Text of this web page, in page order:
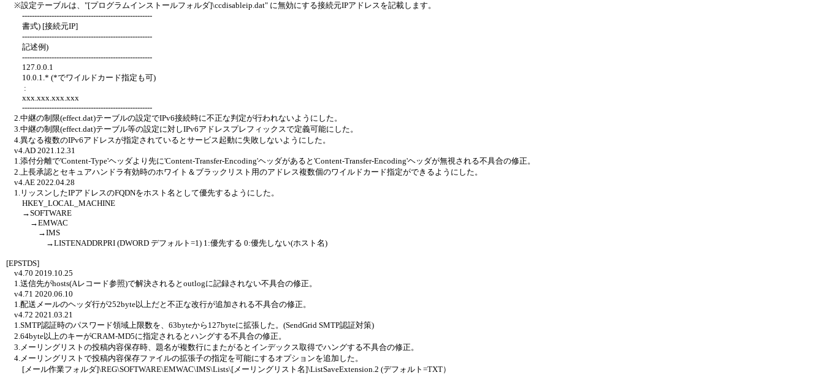
※設定テーブルは、"[プログラムインストールフォルダ]\ccdisableip.dat" に無効にする接続元IPアドレスを記載します。
-----------------------------------------------------
書式) [接続元IP]
-----------------------------------------------------
記述例)
-----------------------------------------------------
127.0.0.1
10.0.1.* (*でワイルドカード指定も可)
:
xxx.xxx.xxx.xxx
-----------------------------------------------------
2.中継の制限(effect.dat)テーブルの設定でIPv6接続時に不正な判定が行われないようにした。
3.中継の制限(effect.dat)テーブル等の設定に対しIPv6アドレスプレフィックスで定義可能にした。
4.異なる複数のIPv6アドレスが指定されているとサービス起動に失敗しないようにした。
v4.AD 2021.12.31
1.添付分離で'Content-Type'ヘッダより先に'Content-Transfer-Encoding'ヘッダがあると'Content-Transfer-Encoding'ヘッダが無視される不具合の修正。
2.上長承認とセキュアハンドラ有効時のホワイト＆ブラックリスト用のアドレス複数個のワイルドカード指定ができるようにした。
v4.AE 2022.04.28
1.リッスンしたIPアドレスのFQDNをホスト名として優先するようにした。
HKEY_LOCAL_MACHINE
→SOFTWARE
→EMWAC
→IMS
→LISTENADDRPRI (DWORD デフォルト=1) 1:優先する 0:優先しない(ホスト名)
[EPSTDS]
v4.70 2019.10.25
1.送信先がhosts(Aレコード参照)で解決されるとoutlogに記録されない不具合の修正。
v4.71 2020.06.10
1.配送メールのヘッダ行が252byte以上だと不正な改行が追加される不具合の修正。
v4.72 2021.03.21
1.SMTP認証時のパスワード領域上限数を、63byteから127byteに拡張した。(SendGrid SMTP認証対策)
2.64byte以上のキーがCRAM-MD5に指定されるとハングする不具合の修正。
3.メーリングリストの投稿内容保存時、題名が複数行にまたがるとインデックス取得でハングする不具合の修正。
4.メーリングリストで投稿内容保存ファイルの拡張子の指定を可能にするオプションを追加した。
[メール作業フォルダ]\REG\SOFTWARE\EMWAC\IMS\Lists\[メーリングリスト名]\ListSaveExtension.2 (デフォルト=TXT）